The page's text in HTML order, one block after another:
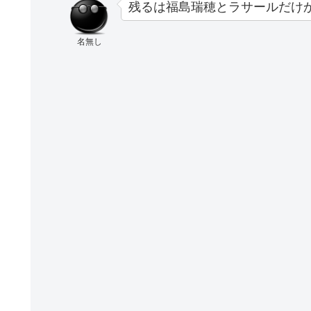
名無し
残るは福島瑞穂とラサールだけ